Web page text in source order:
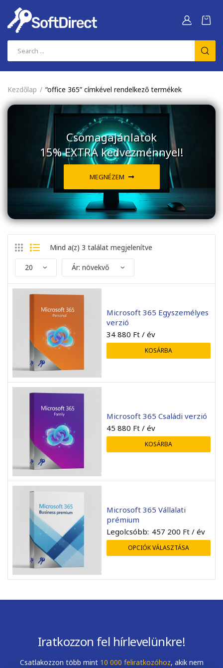
Kezdőlap “office 365” címkével rendelkező termékek
Csomagajánlatok
15% EXTRA kedvezménnyel!
MEGNÉZEM
Mind a(z) 3 találat megjelenítve
Microsoft 365 Egyszemélyes
verzió
34 880 Ft / év
KOSÁRBA
Microsoft 365 Családi verzió
45 880 Ft / év
KOSÁRBA
Microsoft 365 Vállalati
prémium
Legolcsóbb: 457 200 Ft / év
OPCIÓK VÁLASZTÁSA
ment minden, a
sikeres volt.
2026-05-22
Mint mindig gyors
Zsolt Szálkai
2026-05-01
Iratkozzon fel hírlevelünkre!
Csatlakozzon több mint 10 000 feliratkozóhoz, akik nem